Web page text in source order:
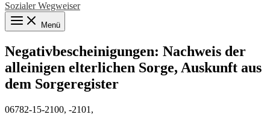
Sozialer Wegweiser
Menü
Negativbescheinigungen: Nachweis der
alleinigen elterlichen Sorge, Auskunft aus
dem Sorgeregister
06782-15-2100, -2101,